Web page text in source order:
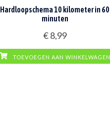
Hardloopschema 10 kilometer in 60
minuten
€8,99
TOEVOEGEN AAN WINKELWAGEN